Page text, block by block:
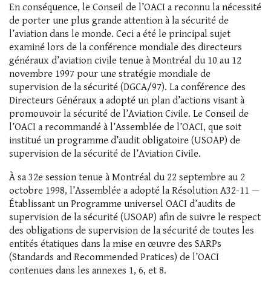
En conséquence, le Conseil de l’OACI a reconnu la nécessité
de porter une plus grande attention à la sécurité de
l’aviation dans le monde. Ceci a été le principal sujet
examiné lors de la conférence mondiale des directeurs
généraux d’aviation civile tenue à Montréal du 10 au 12
novembre 1997 pour une stratégie mondiale de
supervision de la sécurité (DGCA/97). La conférence des
Directeurs Généraux a adopté un plan d’actions visant à
promouvoir la sécurité de l’Aviation Civile. Le Conseil de
l’OACI a recommandé à l’Assemblée de l’OACI, que soit
institué un programme d’audit obligatoire (USOAP) de
supervision de la sécurité de l’Aviation Civile.
À sa 32e session tenue à Montréal du 22 septembre au 2
octobre 1998, l’Assemblée a adopté la Résolution A32-11 —
Établissant un Programme universel OACI d’audits de
supervision de la sécurité (USOAP) afin de suivre le respect
des obligations de supervision de la sécurité de toutes les
entités étatiques dans la mise en œuvre des SARPs
(Standards and Recommended Pratices) de l’OACI
contenues dans les annexes 1, 6, et 8.